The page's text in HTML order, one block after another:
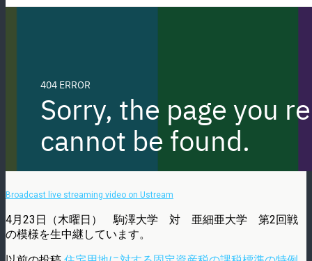
Broadcast live streaming video on Ustream
4月23日（木曜日） 駒澤大学 対 亜細亜大学 第2回戦
の模様を生中継しています。